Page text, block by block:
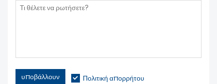
υποβάλλουν Πολιτική απορρήτου